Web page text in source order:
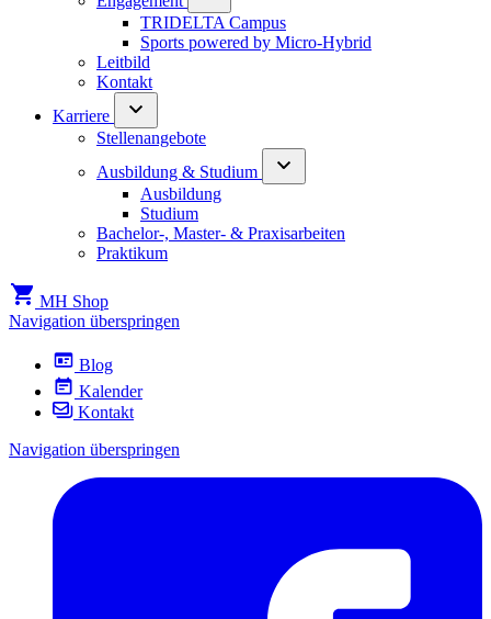
TRIDELTA Campus
Sports powered by Micro-Hybrid
Leitbild
Kontakt
Karriere
Stellenangebote
Ausbildung & Studium
Ausbildung
Studium
Bachelor-, Master- & Praxisarbeiten
Praktikum
MH Shop
Navigation überspringen
Blog
Kalender
Kontakt
Navigation überspringen